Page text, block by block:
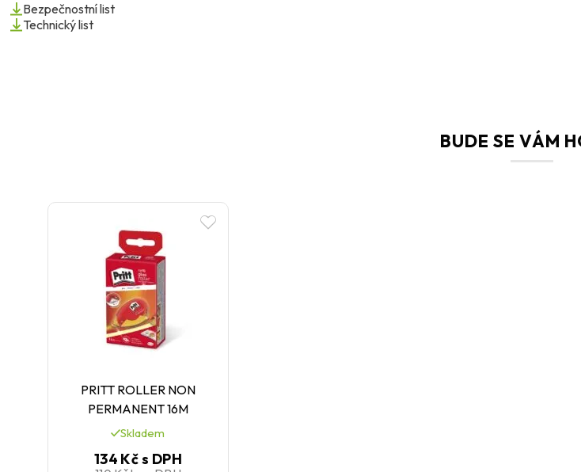
Bezpečnostní list
Technický list
BUDE SE VÁM
PRITT ROLLER NON
PERMANENT 16M
Skladem
134 Kčs DPH